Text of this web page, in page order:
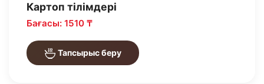
Картоп тілімдері
Бағасы: 1510 ₸
Тапсырыс беру